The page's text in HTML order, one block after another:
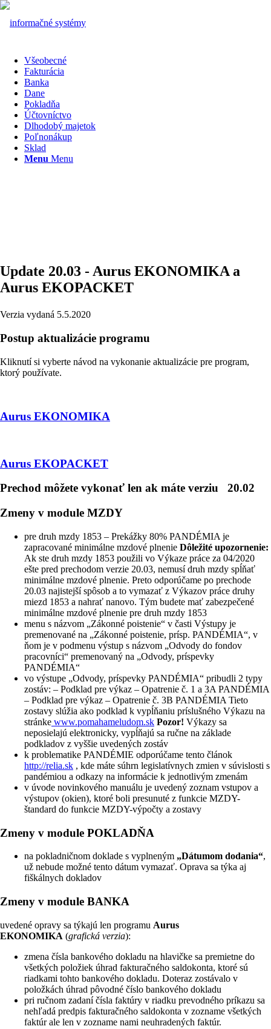
Všeobecné
Fakturácia
Banka
Dane
Pokladňa
Účtovníctvo
Dlhodobý majetok
Poľnonákup
Sklad
Menu Menu
Update 20.03 - Aurus EKONOMIKA a
Aurus EKOPACKET
Verzia vydaná 5.5.2020
Postup aktualizácie programu
Kliknutí si vyberte návod na vykonanie aktualizácie pre program,
ktorý používate.
Aurus EKONOMIKA
Aurus EKOPACKET
Prechod môžete vykonať len ak máte verziu 20.02
Zmeny v module MZDY
pre druh mzdy 1853 – Prekážky 80% PANDÉMIA je
zapracované minimálne mzdové plnenie Dôležité upozornenie:
Ak ste druh mzdy 1853 použili vo Výkaze práce za 04/2020
ešte pred prechodom verzie 20.03, nemusí druh mzdy spĺňať
minimálne mzdové plnenie. Preto odporúčame po prechode
20.03 najistejší spôsob a to vymazať z Výkazov práce druhy
miezd 1853 a nahrať nanovo. Tým budete mať zabezpečené
minimálne mzdové plnenie pre druh mzdy 1853
menu s názvom „Zákonné poistenie“ v časti Výstupy je
premenované na „Zákonné poistenie, prísp. PANDÉMIA“, v
ňom je v podmenu výstup s názvom „Odvody do fondov
pracovníci“ premenovaný na „Odvody, príspevky
PANDÉMIA“
vo výstupe „Odvody, príspevky PANDÉMIA“ pribudli 2 typy
zostáv: – Podklad pre výkaz – Opatrenie č. 1 a 3A PANDÉMIA
– Podklad pre výkaz – Opatrenie č. 3B PANDÉMIA Tieto
zostavy slúžia ako podklad k vypĺňaniu príslušného Výkazu na
stránke www.pomahameludom.sk Pozor! Výkazy sa
neposielajú elektronicky, vypĺňajú sa ručne na základe
podkladov z vyššie uvedených zostáv
k problematike PANDÉMIE odporúčame tento článok
http://relia.sk , kde máte súhrn legislatívnych zmien v súvislosti s
pandémiou a odkazy na informácie k jednotlivým zmenám
v úvode novinkového manuálu je uvedený zoznam vstupov a
výstupov (okien), ktoré boli presunuté z funkcie MZDY-
štandard do funkcie MZDY-výpočty a zostavy
Zmeny v module POKLADŇA
na pokladničnom doklade s vyplneným „Dátumom dodania“,
už nebude možné tento dátum vymazať. Oprava sa týka aj
fiškálnych dokladov
Zmeny v module BANKA
uvedené opravy sa týkajú len programu Aurus
EKONOMIKA (grafická verzia):
zmena čísla bankového dokladu na hlavičke sa premietne do
všetkých položiek úhrad fakturačného saldokonta, ktoré sú
riadkami tohto bankového dokladu. Doteraz zostávalo v
položkách úhrad pôvodné číslo bankového dokladu
pri ručnom zadaní čísla faktúry v riadku prevodného príkazu sa
nehľadá predpis fakturačného saldokonta v zozname všetkých
faktúr ale len v zozname nami neuhradených faktúr.